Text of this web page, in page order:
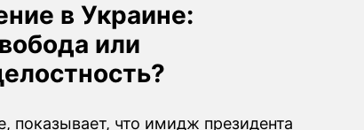
в Украине:
или
показывает, что имидж президента